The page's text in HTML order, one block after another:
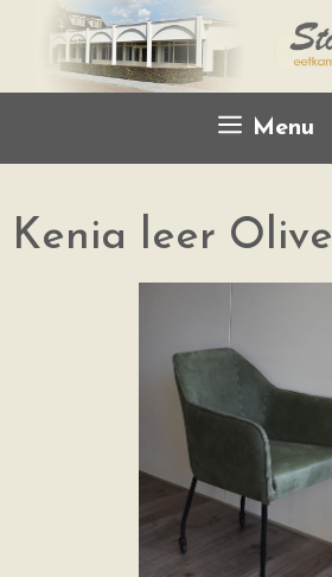
Menu
Kenia leer Olive